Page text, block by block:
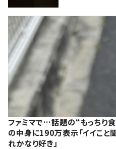
ファミマで…話題の“もっちり
の中身に190万表示「イイこと聞
れかなり好き」